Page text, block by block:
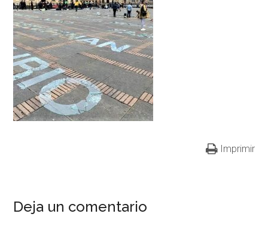
Imprimir
Deja un comentario